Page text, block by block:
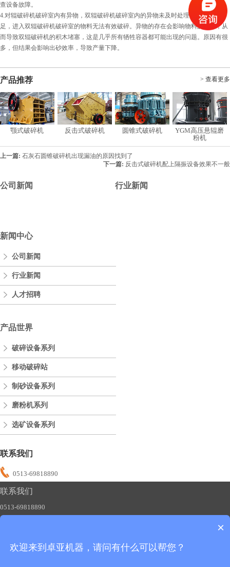
查设备故障。
4.对辊破碎机破碎室内有异物，双辊破碎机破碎室内的异物未及时处理，破碎空间不
足，进入双辊破碎机破碎室的物料无法有效破碎。异物的存在会影响物料的排出，从
而导致双辊破碎机的积木堵塞，这是几乎所有牺牲容器都可能出现的问题。原因有很
多，但结果会影响出砂效率，导致产量下降。
产品推荐 > 查看更多
颚式破碎机 反击式破碎机 圆锥式破碎机
YGM高压悬辊磨
粉机
上一篇: 石灰石圆锥破碎机出现漏油的原因找到了
下一篇: 反击式破碎机配上隔振设备效果不一般
公司新闻 行业新闻
新闻中心
公司新闻
行业新闻
人才招聘
产品世界
破碎设备系列
移动破碎站
制砂设备系列
磨粉机系列
选矿设备系列
联系我们
0513-69818890
联系我们
0513-69818890
友情链接： 制砂机 碎石机 磨粉机
移动破碎站
×
欢迎来到卓亚机器，请问有什么可以帮您？